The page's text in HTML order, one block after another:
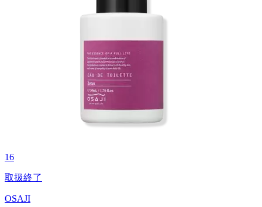
16
取扱終了
OSAJI